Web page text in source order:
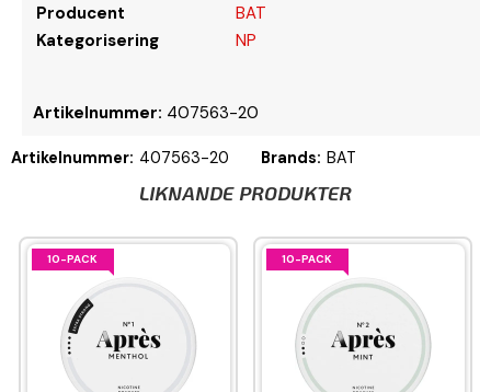
Producent
BAT
Kategorisering
NP
Artikelnummer: 407563-20
Artikelnummer: 407563-20 Brands: BAT
LIKNANDE PRODUKTER
10-PACK 10-PACK